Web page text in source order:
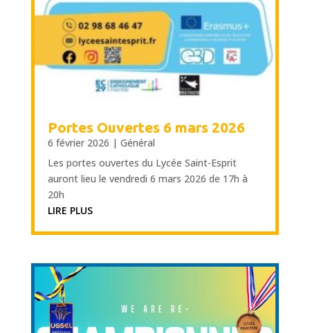
Portes Ouvertes 6 mars 2026
6 février 2026 | Général
Les portes ouvertes du Lycée Saint-Esprit
auront lieu le vendredi 6 mars 2026 de 17h à
20h
LIRE PLUS